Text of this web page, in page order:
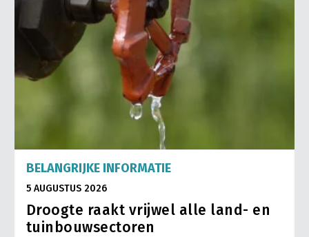
BELANGRIJKE INFORMATIE
5 AUGUSTUS 2026
Droogte raakt vrijwel alle land- en
tuinbouwsectoren